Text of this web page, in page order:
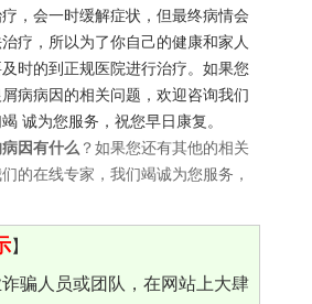
，会一时缓解症状，但最终病情会
疗，所以为了你自己的健康和家人
时的到正规医院进行治疗。如果您
病病因的相关问题，欢迎咨询我们
诚为您服务，祝您早日康复。
因有什么 ？如果您还有其他的相关
的在线专家，我们竭诚为您服务，
】
骗人员或团队，在网站上大肆